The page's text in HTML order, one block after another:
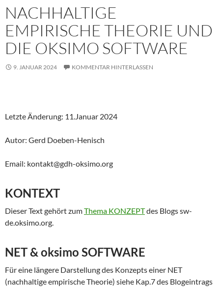
NACHHALTIGE
EMPIRISCHE THEORIE UND
DIE OKSIMO SOFTWARE
9. JANUAR 2024 KOMMENTAR HINTERLASSEN
Letzte Änderung: 11.Januar 2024
Autor: Gerd Doeben-Henisch
Email: kontakt@gdh-oksimo.org
KONTEXT
Dieser Text gehört zumThema KONZEPTdes Blogs sw-
de.oksimo.org.
NET & oksimo SOFTWARE
Für eine längere Darstellung des Konzepts einer NET
(nachhaltige empirische Theorie) siehe Kap.7 des Blogeintrags